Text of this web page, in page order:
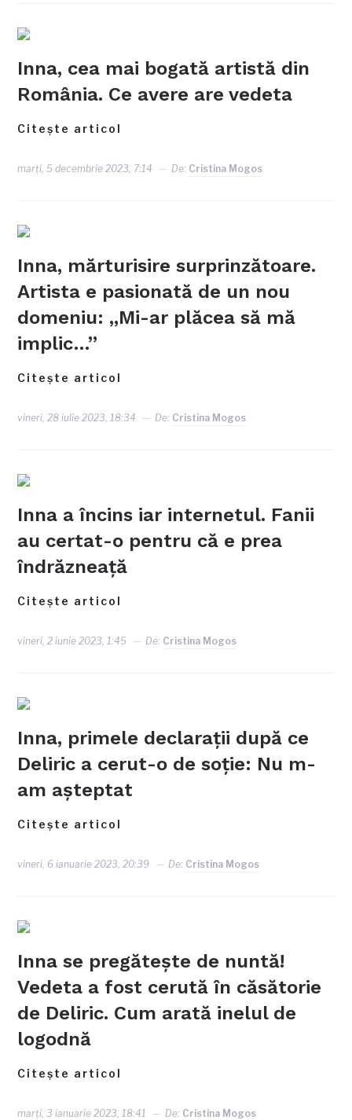
Inna, cea mai bogată artistă din
România. Ce avere are vedeta
Citește articol
marți, 5 decembrie 2023, 7:14 De: Cristina Mogos
Inna, mărturisire surprinzătoare.
Artista e pasionată de un nou
domeniu: „Mi-ar plăcea să mă
implic…”
Citește articol
vineri, 28 iulie 2023, 18:34 De: Cristina Mogos
Inna a încins iar internetul. Fanii
au certat-o pentru că e prea
îndrăzneață
Citește articol
vineri, 2 iunie 2023, 1:45 De: Cristina Mogos
Inna, primele declarații după ce
Deliric a cerut-o de soție: Nu m-
am așteptat
Citește articol
vineri, 6 ianuarie 2023, 20:39 De: Cristina Mogos
Inna se pregăteşte de nuntă!
Vedeta a fost cerută în căsătorie
de Deliric. Cum arată inelul de
logodnă
Citește articol
marți, 3 ianuarie 2023, 18:41 De: Cristina Mogos